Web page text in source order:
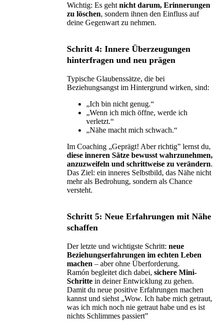
Wichtig: Es geht nicht darum, Erinnerungen
zu löschen, sondern ihnen den Einfluss auf
deine Gegenwart zu nehmen.
Schritt 4: Innere Überzeugungen
hinterfragen und neu prägen
Typische Glaubenssätze, die bei
Beziehungsangst im Hintergrund wirken, sind:
„Ich bin nicht genug.“
„Wenn ich mich öffne, werde ich
verletzt.“
„Nähe macht mich schwach.“
Im Coaching „Geprägt! Aber richtig” lernst du,
diese inneren Sätze bewusst wahrzunehmen,
anzuzweifeln und schrittweise zu verändern.
Das Ziel: ein inneres Selbstbild, das Nähe nicht
mehr als Bedrohung, sondern als Chance
versteht.
Schritt 5: Neue Erfahrungen mit Nähe
schaffen
Der letzte und wichtigste Schritt: neue
Beziehungserfahrungen im echten Leben
machen – aber ohne Überforderung.
Ramón begleitet dich dabei, sichere Mini-
Schrittein deiner Entwicklung zu gehen.
Damit du neue positive Erfahrungen machen
kannst und siehst „Wow. Ich habe mich getraut,
was ich mich noch nie getraut habe und es ist
nichts Schlimmes passiert”